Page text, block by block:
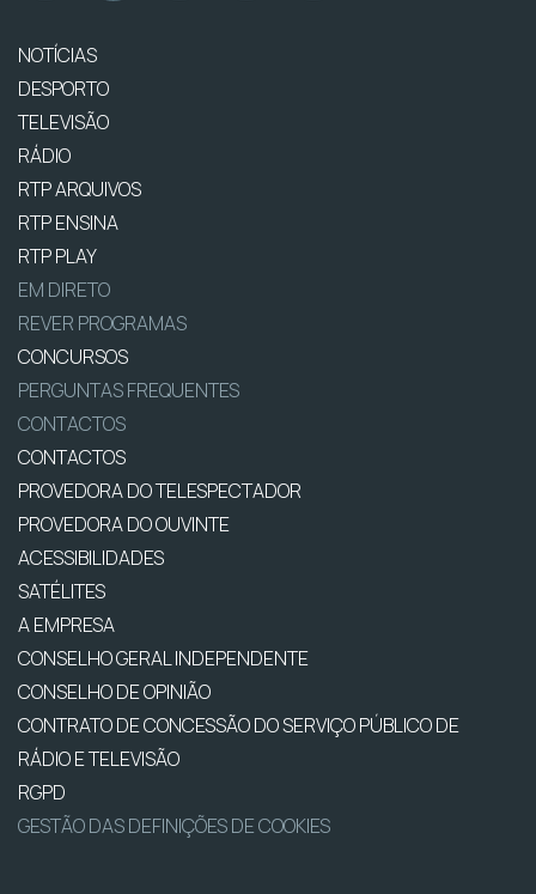
NOTÍCIAS
DESPORTO
TELEVISÃO
RÁDIO
RTP ARQUIVOS
RTP ENSINA
RTP PLAY
EM DIRETO
REVER PROGRAMAS
CONCURSOS
PERGUNTAS FREQUENTES
CONTACTOS
CONTACTOS
PROVEDORA DO TELESPECTADOR
PROVEDORA DO OUVINTE
ACESSIBILIDADES
SATÉLITES
A EMPRESA
CONSELHO GERAL INDEPENDENTE
CONSELHO DE OPINIÃO
CONTRATO DE CONCESSÃO DO SERVIÇO PÚBLICO DE
RÁDIO E TELEVISÃO
RGPD
GESTÃO DAS DEFINIÇÕES DE COOKIES